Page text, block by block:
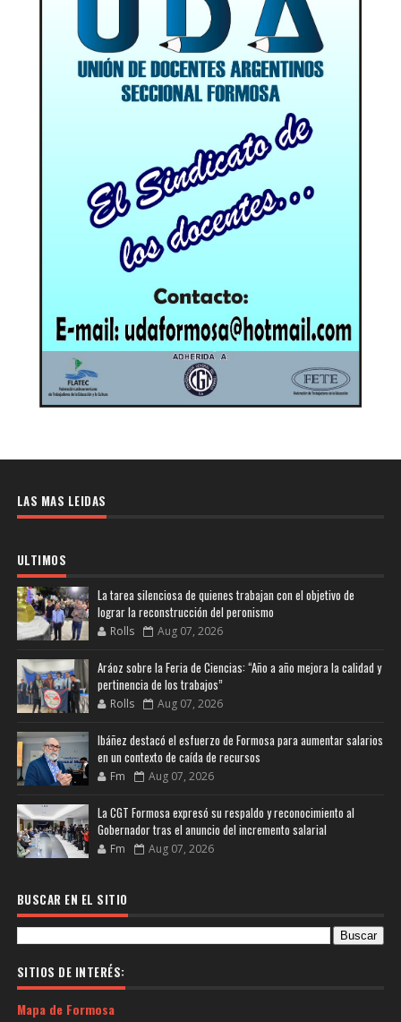
LAS MAS LEIDAS
ULTIMOS
La tarea silenciosa de quienes trabajan con el objetivo de
lograr la reconstrucción del peronismo
Rolls Aug 07, 2026
Aráoz sobre la Feria de Ciencias: “Año a año mejora la calidad y
pertinencia de los trabajos”
Rolls Aug 07, 2026
Ibáñez destacó el esfuerzo de Formosa para aumentar salarios
en un contexto de caída de recursos
Fm Aug 07, 2026
La CGT Formosa expresó su respaldo y reconocimiento al
Gobernador tras el anuncio del incremento salarial
Fm Aug 07, 2026
BUSCAR EN EL SITIO
SITIOS DE INTERÉS:
Mapa de Formosa